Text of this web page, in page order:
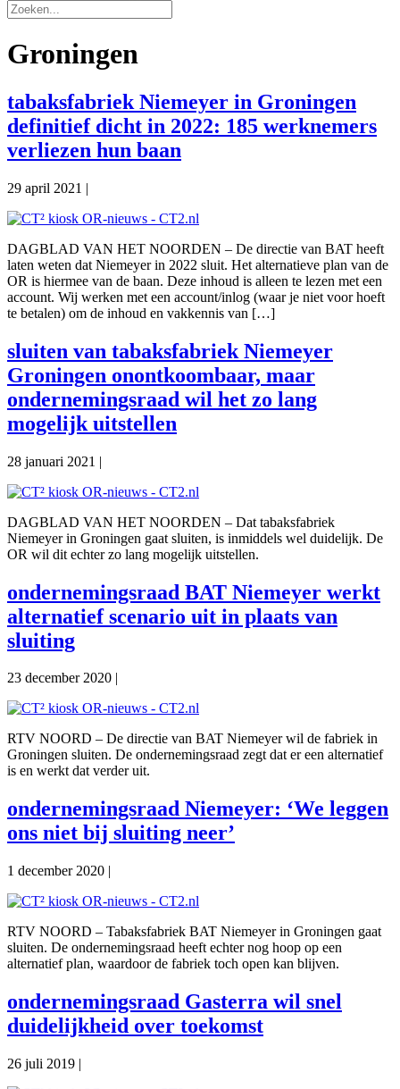
Groningen
tabaksfabriek Niemeyer in Groningen
definitief dicht in 2022: 185 werknemers
verliezen hun baan
29 april 2021 |
DAGBLAD VAN HET NOORDEN – De directie van BAT heeft
laten weten dat Niemeyer in 2022 sluit. Het alternatieve plan van de
OR is hiermee van de baan. Deze inhoud is alleen te lezen met een
account. Wij werken met een account/inlog (waar je niet voor hoeft
te betalen) om de inhoud en vakkennis van […]
sluiten van tabaksfabriek Niemeyer
Groningen onontkoombaar, maar
ondernemingsraad wil het zo lang
mogelijk uitstellen
28 januari 2021 |
DAGBLAD VAN HET NOORDEN – Dat tabaksfabriek
Niemeyer in Groningen gaat sluiten, is inmiddels wel duidelijk. De
OR wil dit echter zo lang mogelijk uitstellen.
ondernemingsraad BAT Niemeyer werkt
alternatief scenario uit in plaats van
sluiting
23 december 2020 |
RTV NOORD – De directie van BAT Niemeyer wil de fabriek in
Groningen sluiten. De ondernemingsraad zegt dat er een alternatief
is en werkt dat verder uit.
ondernemingsraad Niemeyer: ‘We leggen
ons niet bij sluiting neer’
1 december 2020 |
RTV NOORD – Tabaksfabriek BAT Niemeyer in Groningen gaat
sluiten. De ondernemingsraad heeft echter nog hoop op een
alternatief plan, waardoor de fabriek toch open kan blijven.
ondernemingsraad Gasterra wil snel
duidelijkheid over toekomst
26 juli 2019 |